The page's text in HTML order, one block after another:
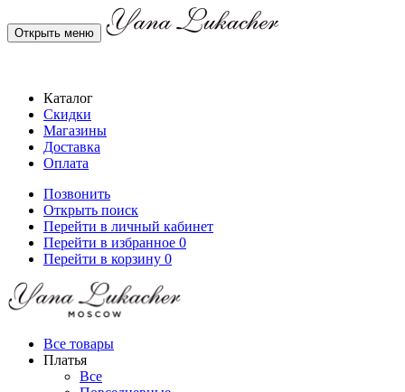
Открыть меню
Каталог
Скидки
Магазины
Доставка
Оплата
Позвонить
Открыть поиск
Перейти в личный кабинет
Перейти в избранное 0
Перейти в корзину 0
Все товары
Платья
Все